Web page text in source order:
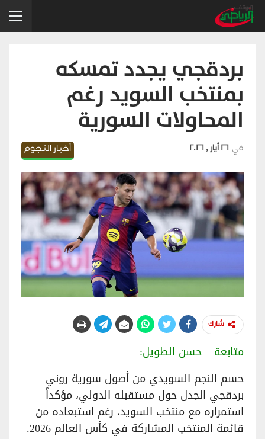
بردقجي يجدد تمسكه
بمنتخب السويد رغم
المحاولات السورية
أخبار النجوم في 26 أيار , 2026
شارك
متابعة – حسن الطويل:
حسم النجم السويدي من أصول سورية روني
بردقجي الجدل حول مستقبله الدولي، مؤكداً
استمراره مع منتخب السويد، رغم استبعاده من
قائمة المنتخب المشاركة في كأس العالم 2026.